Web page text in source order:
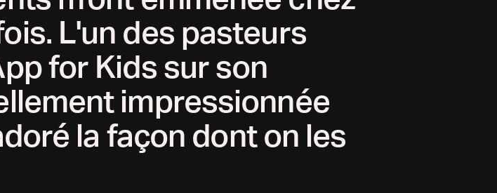
L'un des pasteurs
for Kids sur son
impressionnée
la façon dont on les